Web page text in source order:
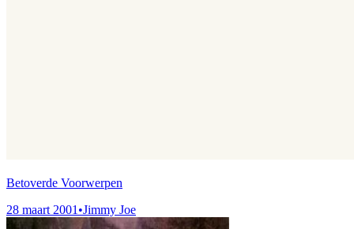
Betoverde Voorwerpen
28 maart 2001 •Jimmy Joe